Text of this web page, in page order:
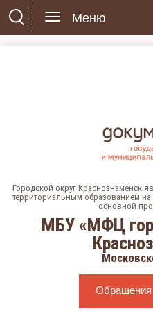
Меню
Городской округ Краснознаменск
территориальным образованием на
основной
МБУ «МФЦ
Обращения